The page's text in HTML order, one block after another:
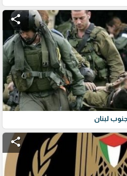
share
لبنان
share